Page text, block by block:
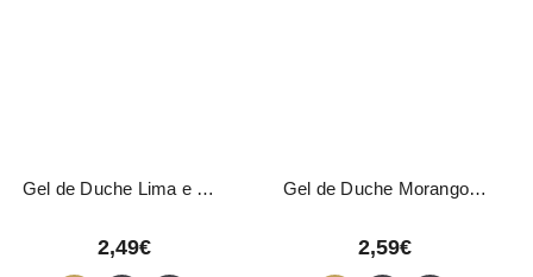
Gel de Duche Lima e Gengibre Revuele 500ml
2,49€
Gel de Duche Morango Revuele 500ml
2,59€